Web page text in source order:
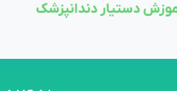
دستیار دندانپزشک